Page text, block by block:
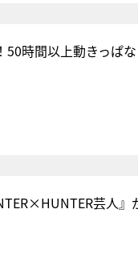
時間以上動きっぱ
芸人』